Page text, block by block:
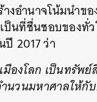
อำนาจโน้มนำขอ
นที่ชื่นชอบของทั่ว
2017 ว่า
องโลก เป็นทรัพ
วนมหาศาลให้กับ